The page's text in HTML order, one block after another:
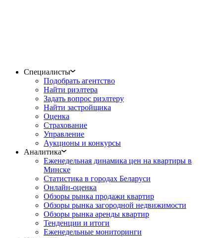
Специалисты
Подобрать агентство
Найти риэлтера
Задать вопрос риэлтеру
Найти застройщика
Оценка
Страхование
Управление
Аукционы и конкурсы
Аналитика
Еженедельная динамика цен на квартиры в
Минске
Статистика в городах Беларуси
Онлайн-оценка
Обзоры рынка продажи квартир
Обзоры рынка загородной недвижимости
Обзоры рынка аренды квартир
Тенденции и итоги
Еженедельные мониторинги